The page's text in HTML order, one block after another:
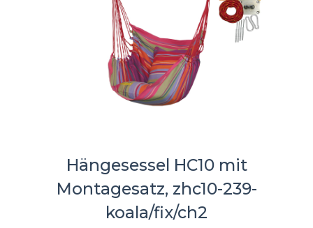
Hängesessel HC10 mit
Montagesatz, zhc10-239-
koala/fix/ch2